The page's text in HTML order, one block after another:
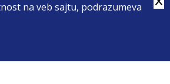
na veb sajtu, podrazumeva